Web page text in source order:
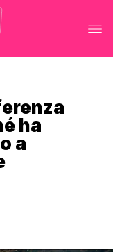
ha
a